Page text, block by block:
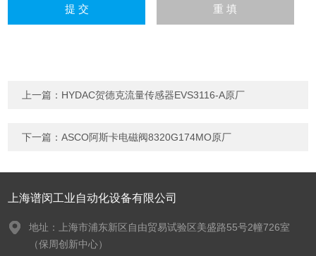
上一篇： HYDAC贺德克流量传感器EVS3116-A原厂
下一篇：ASCO阿斯卡电磁阀8320G174MO原厂
上海谱闵工业自动化设备有限公司
地址：上海市浦东新区自由贸易试验区美盛路55号2幢726室
（保周创新中心）